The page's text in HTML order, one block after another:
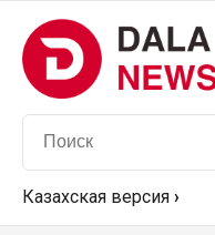
Казахская версия ›